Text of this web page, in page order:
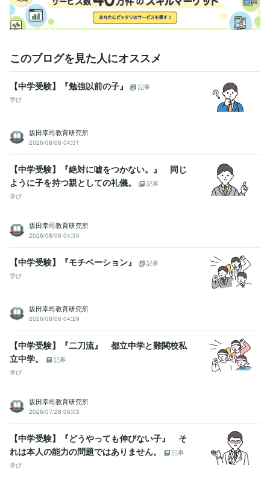
このブログを見た人にオススメ
【中学受験】『勉強以前の子』
記事
学び
坂田幸司教育研究所
2026/08/06 04:31
【中学受験】『絶対に嘘をつかない。』 同じ
ように子を持つ親としての礼儀。
記事
学び
坂田幸司教育研究所
2026/08/06 04:30
【中学受験】『モチベーション』
記事
学び
坂田幸司教育研究所
2026/08/06 04:29
【中学受験】『二刀流』 都立中学と難関校私
立中学。
記事
学び
坂田幸司教育研究所
2026/07/28 06:03
【中学受験】『どうやっても伸びない子』 そ
れは本人の能力の問題ではありません。
記事
学び